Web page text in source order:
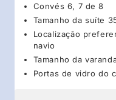
Convés 6, 7 de 8
Tamanho da suíte
Localização
navio
Tamanho da
Portas de vidro do